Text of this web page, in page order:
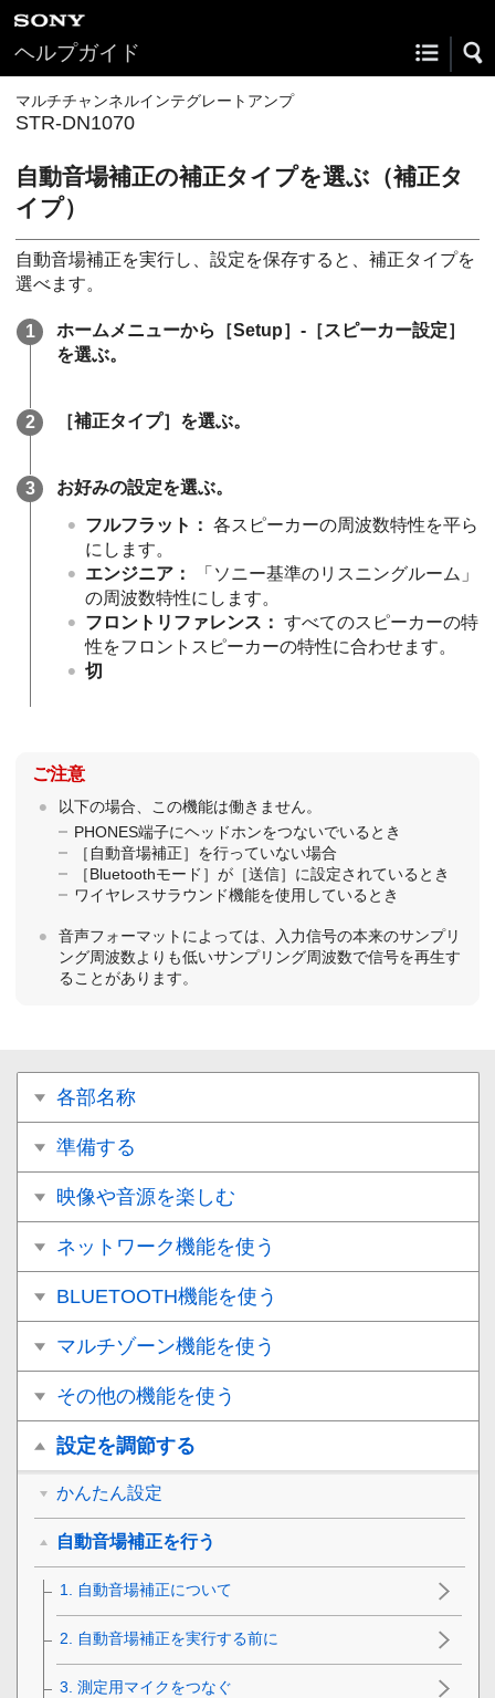
ヘルプガイド
マルチチャンネルインテグレートアンプ
STR-DN1070
自動音場補正の補正タイプを選ぶ（補正タ
イプ）
自動音場補正を実行し、設定を保存すると、補正タイプを
選べます。
ホームメニューから［Setup］-［スピーカー設定］
を選ぶ。
［補正タイプ］を選ぶ。
お好みの設定を選ぶ。
フルフラット ： 各スピーカーの周波数特性を平ら
にします。
エンジニア ：
「ソニー基準のリスニングルーム」
の周波数特性にします。
フロントリファレンス ： すべてのスピーカーの特
性をフロントスピーカーの特性に合わせます。
切
ご注意
以下の場合、この機能は働きません。
PHONES端子にヘッドホンをつないでいるとき
［ 自動音場補正］を行っていない場合
［Bluetoothモード ］が［送信］に設定されているとき
ワイヤレスサラウンド機能を使用しているとき
音声フォーマットによっては、入力信号の本来のサンプリ
ング周波数よりも低いサンプリング周波数で信号を再生す
ることがあります。
各部名称
準備する
映像や音源を楽しむ
ネットワーク機能を使う
BLUETOOTH機能を使う
マルチゾーン機能を使う
その他の機能を使う
設定を調節する
かんたん設定
自動音場補正を行う
1. 自動音場補正について
2. 自動音場補正を実行する前に
3. 測定用マイクをつなぐ